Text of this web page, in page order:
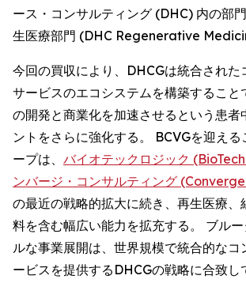
ース・コンサルティング (DHC) 内の部
生医療部門 (DHC Regenerative
今回の買収により、DHCGは統合された
サービスのエコシステムを構築すること
の開発と商業化を加速させるという患者
ントをさらに強化する。 BCVGを迎え
ープは、 バイオテックロジック
ンバージ・コンサルティング
の最近の戦略的拡大に続き、再生医療、
料を含む幅広い能力を拡充する。 ブル
ルな事業展開は、世界規模で統合的なコ
ービスを提供するDHCGの戦略に合致し